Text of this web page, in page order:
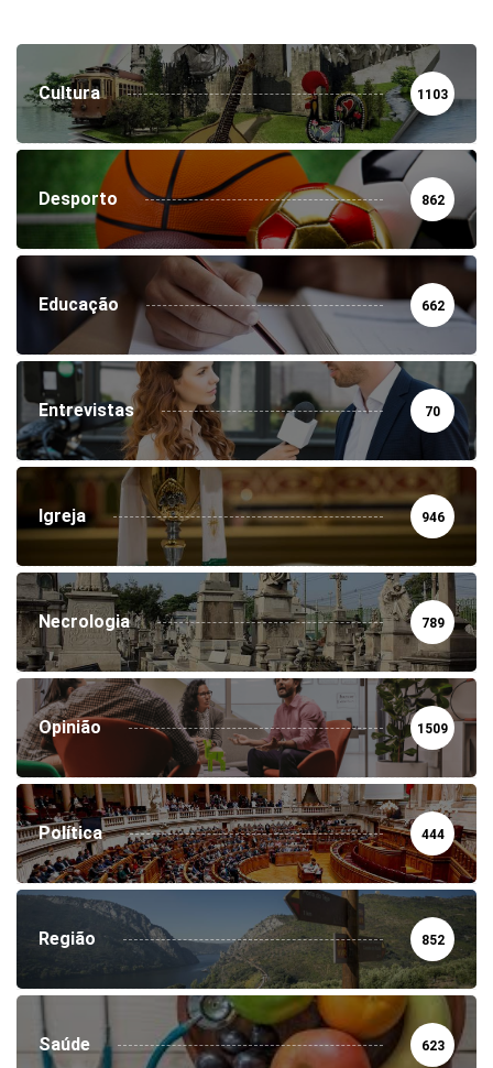
Cultura 1103
Desporto 862
Educação 662
Entrevistas 70
Igreja 946
Necrologia 789
Opinião 1509
Política 444
Região 852
Saúde 623